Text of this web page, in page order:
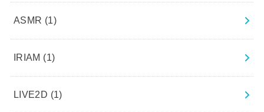
ASMR (1)
IRIAM (1)
LIVE2D (1)